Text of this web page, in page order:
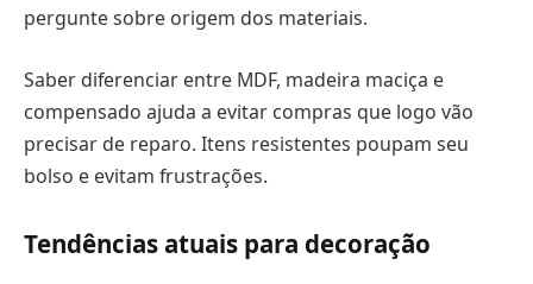
pergunte sobre origem dos materiais.
Saber diferenciar entre MDF, madeira maciça e
compensado ajuda a evitar compras que logo vão
precisar de reparo. Itens resistentes poupam seu
bolso e evitam frustrações.
Tendências atuais para decoração